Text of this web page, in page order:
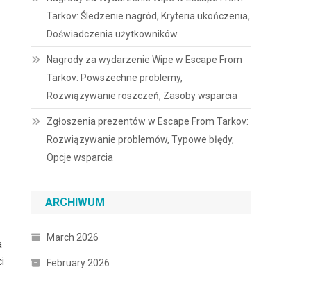
Tarkov: Śledzenie nagród, Kryteria ukończenia,
Doświadczenia użytkowników
Nagrody za wydarzenie Wipe w Escape From
Tarkov: Powszechne problemy,
Rozwiązywanie roszczeń, Zasoby wsparcia
Zgłoszenia prezentów w Escape From Tarkov:
Rozwiązywanie problemów, Typowe błędy,
Opcje wsparcia
ARCHIWUM
March 2026
February 2026